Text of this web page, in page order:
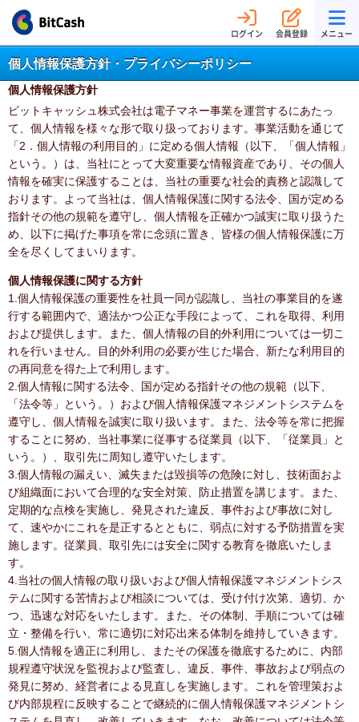
ログイン 会員登録 メニュー
個人情報保護方針・プライバシーポリシー
個人情報保護方針
ビットキャッシュ株式会社は電子マネー事業を運営するにあたっ
て、個人情報を様々な形で取り扱っております。事業活動を通じて
「2．個人情報の利用目的」に定める個人情報（以下、「個人情報」
という。）は、当社にとって大変重要な情報資産であり、その個人
情報を確実に保護することは、当社の重要な社会的責務と認識して
おります。よって当社は、個人情報保護に関する法令、国が定める
指針その他の規範を遵守し、個人情報を正確かつ誠実に取り扱うた
め、以下に掲げた事項を常に念頭に置き、皆様の個人情報保護に万
全を尽くしてまいります。
個人情報保護に関する方針
1.個人情報保護の重要性を社員一同が認識し、当社の事業目的を遂
行する範囲内で、適法かつ公正な手段によって、これを取得、利用
および提供します。また、個人情報の目的外利用については一切こ
れを行いません。目的外利用の必要が生じた場合、新たな利用目的
の再同意を得た上で利用します。
2.個人情報に関する法令、国が定める指針その他の規範（以下、
「法令等」という。）および個人情報保護マネジメントシステムを
遵守し、個人情報を誠実に取り扱います。また、法令等を常に把握
することに努め、当社事業に従事する従業員（以下、「従業員」と
いう。）、取引先に周知し遵守いたします。
3.個人情報の漏えい、滅失または毀損等の危険に対し、技術面およ
び組織面において合理的な安全対策、防止措置を講じます。また、
定期的な点検を実施し、発見された違反、事件および事故に対し
て、速やかにこれを是正するとともに、弱点に対する予防措置を実
施します。従業員、取引先には安全に関する教育を徹底いたしま
す。
4.当社の個人情報の取り扱いおよび個人情報保護マネジメントシス
テムに関する苦情および相談については、受け付け次第、適切、か
つ、迅速な対応をいたします。また、その体制、手順については確
立・整備を行い、常に適切に対応出来る体制を維持していきます。
5.個人情報を適正に利用し、またその保護を徹底するために、内部
規程遵守状況を監視および監査し、違反、事件、事故および弱点の
発見に努め、経営者による見直しを実施します。これを管理策およ
び内部規程に反映することで継続的に個人情報保護マネジメントシ